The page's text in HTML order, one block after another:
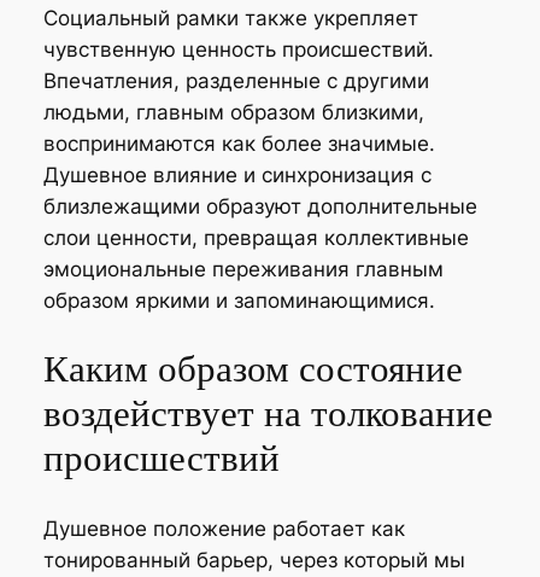
Социальный рамки также укрепляет
чувственную ценность происшествий.
Впечатления, разделенные с другими
людьми, главным образом близкими,
воспринимаются как более значимые.
Душевное влияние и синхронизация с
близлежащими образуют дополнительные
слои ценности, превращая коллективные
эмоциональные переживания главным
образом яркими и запоминающимися.
Каким образом состояние
воздействует на толкование
происшествий
Душевное положение работает как
тонированный барьер, через который мы